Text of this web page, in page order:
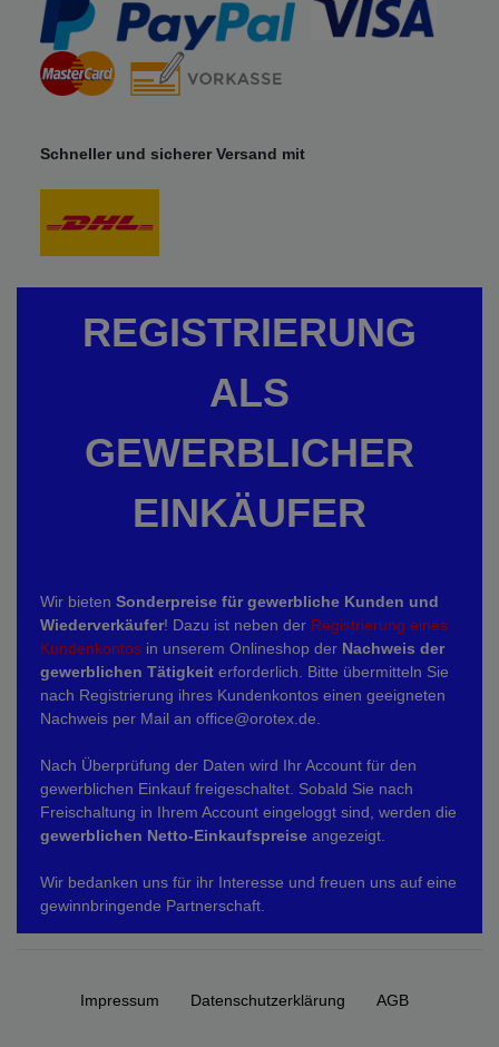
Schneller und sicherer Versand mit
REGISTRIERUNG
ALS
GEWERBLICHER
EINKÄUFER
Wir bieten Sonderpreise für gewerbliche Kunden und
Wiederverkäufer! Dazu ist neben der Registrierung eines
Kundenkontos in unserem Onlineshop der Nachweis der
gewerblichen Tätigkeit erforderlich. Bitte übermitteln Sie
nach Registrierung ihres Kundenkontos einen geeigneten
Nachweis per Mail an office@orotex.de.
Nach Überprüfung der Daten wird Ihr Account für den
gewerblichen Einkauf freigeschaltet. Sobald Sie nach
Freischaltung in Ihrem Account eingeloggt sind, werden die
gewerblichen Netto-Einkaufspreise angezeigt.
Wir bedanken uns für ihr Interesse und freuen uns auf eine
gewinnbringende Partnerschaft.
Impressum Daten­schutz­erklärung AGB